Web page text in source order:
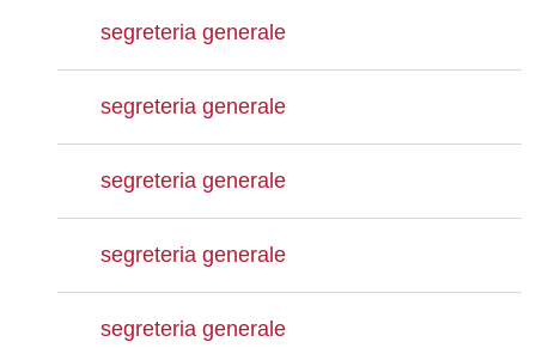
segreteria generale
segreteria generale
segreteria generale
segreteria generale
segreteria generale